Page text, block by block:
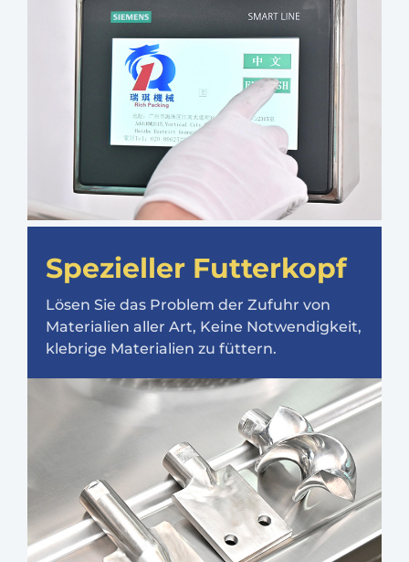
Spezieller Futterkopf
Lösen Sie das Problem der Zufuhr von
Materialien aller Art, Keine Notwendigkeit,
klebrige Materialien zu füttern.